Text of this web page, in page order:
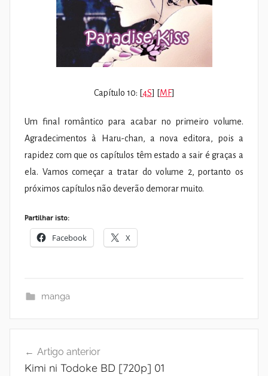
Capítulo 10: [4S] [MF]
Um final romântico para acabar no primeiro volume.
Agradecimentos à Haru-chan, a nova editora, pois a
rapidez com que os capítulos têm estado a sair é graças a
ela. Vamos começar a tratar do volume 2, portanto os
próximos capítulos não deverão demorar muito.
Partilhar isto:
Facebook X
manga
de
Artigo anterior
Kimi ni Todoke BD [720p] 01